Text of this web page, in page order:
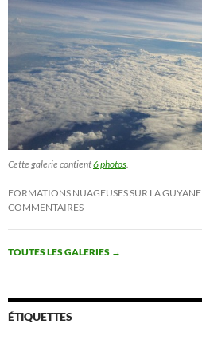
Cette galerie contient6 photos
FORMATIONS NUAGEUSES SUR LA GUYANE
COMMENTAIRES
TOUTES LES GALERIES →
ÉTIQUETTES